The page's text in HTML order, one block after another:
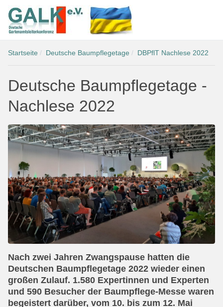
Startseite Deutsche Baumpflegetage DBPflT Nachlese 2022
Deutsche Baumpflegetage -
Nachlese 2022
Nach zwei Jahren Zwangspause hatten die
Deutschen Baumpflegetage 2022 wieder einen
großen Zulauf. 1.580 Expertinnen und Experten
und 590 Besucher der Baumpflege-Messe waren
begeistert darüber, vom 10. bis zum 12. Mai